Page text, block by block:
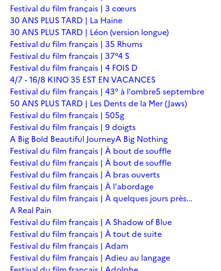
Festival du film français | 3 cœurs
30 ANS PLUS TARD | La Haine
30 ANS PLUS TARD | Léon (version longue)
Festival du film français | 35 Rhums
Festival du film français | 37°4 S
Festival du film français | 4 FOIS D
4/7 - 16/8 KINO 35 EST EN VACANCES
Festival du film français | 43° à l'ombre5 septembre
50 ANS PLUS TARD | Les Dents de la Mer (Jaws)
Festival du film français | 505g
Festival du film français | 9 doigts
A Big Bold Beautiful JourneyA Big Nothing
Festival du film français | À bout de souffle
Festival du film français | À bout de souffle
Festival du film français | À bras ouverts
Festival du film français | À l'abordage
Festival du film français | À quelques jours près...
A Real Pain
Festival du film français | A Shadow of Blue
Festival du film français | À tout de suite
Festival du film français | Adam
Festival du film français | Adieu au langage